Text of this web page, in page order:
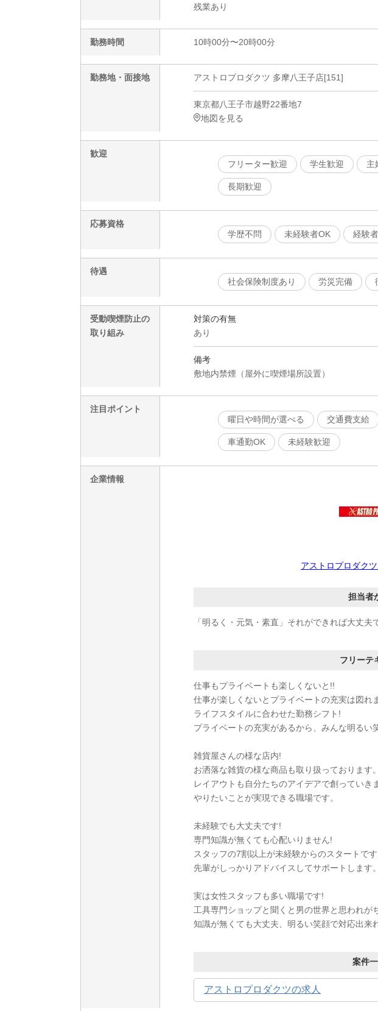
残業あり
勤務時間 10時00分〜20時00分
勤務地・面接地 アストロプロダクツ 多摩八王子店[151]
東京都八王子市越野22番地7
地図を見る
歓迎
フリーター歓迎
学生歓迎 主
長期歓迎
応募資格
学歴不問
未経験者OK 経験
待遇
社会保険制度あり
労災完備
受動喫煙防止の
取り組み
対策の有無
あり
備考
敷地内禁煙（屋外に喫煙場所設置）
注目ポイント
曜日や時間が選べる
交通費支給
車通勤OK 未経験歓迎
企業情報
アストロプロダク
担当者
「明るく・元気・素直」それができれば大丈夫
フリーテ
仕事もプライベートも楽しくないと!!
仕事が楽しくないとプライベートの充実は図れ
ライフスタイルに合わせた勤務シフト!
プライベートの充実があるから、みんな明るい
雑貨屋さんの様な店内!
お洒落な雑貨の様な商品も取り扱っております。
レイアウトも自分たちのアイデアで創っていき
やりたいことが実現できる職場です。
未経験でも大丈夫です!
専門知識が無くても心配いりません!
スタッフの7割以上が未経験からのスタートです
先輩がしっかりアドバイスしてサポートします。
実は女性スタッフも多い職場です!
工具専門ショップと聞くと男の世界と思われが
知識が無くても大丈夫、明るい笑顔で対応出来
案件
アストロプロダクツの求人